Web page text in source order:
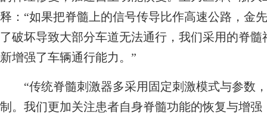
释：“如果把脊髓上的信号传导比作高速公路，金
了破坏导致大部分车道无法通行，我们采用的脊
新增强了车辆通行能力。”
“传统脊髓刺激器多采用固定刺激模式与参数
制。我们更加关注患者自身脊髓功能的恢复与增